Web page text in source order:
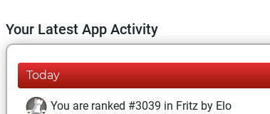
Your Latest App Activity
Today
You are ranked #3039 in Fritz by Elo